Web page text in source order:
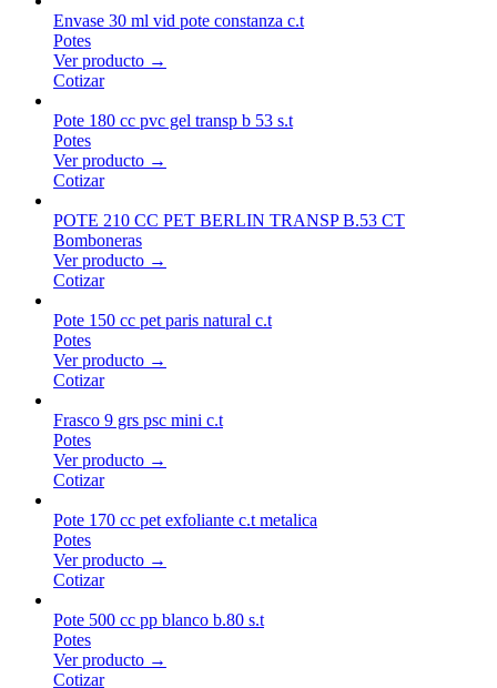
Envase 30 ml vid pote constanza c.t
Potes
Ver producto →
Cotizar
Pote 180 cc pvc gel transp b 53 s.t
Potes
Ver producto →
Cotizar
POTE 210 CC PET BERLIN TRANSP B.53 CT
Bomboneras
Ver producto →
Cotizar
Pote 150 cc pet paris natural c.t
Potes
Ver producto →
Cotizar
Frasco 9 grs psc mini c.t
Potes
Ver producto →
Cotizar
Pote 170 cc pet exfoliante c.t metalica
Potes
Ver producto →
Cotizar
Pote 500 cc pp blanco b.80 s.t
Potes
Ver producto →
Cotizar